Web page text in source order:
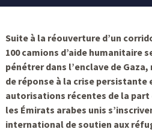
Suite à la réouverture d’un
100 camions d’aide humanitaire
pénétrer dans l’enclave de
de réponse à la crise persistante
autorisations récentes de la part
les Émirats arabes unis
international de soutien aux